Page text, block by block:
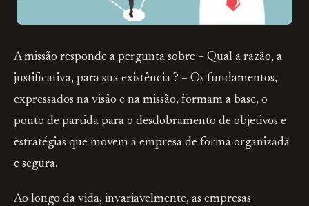
A missão responde a pergunta sobre – Qual a razão, a
justificativa, para sua existência ? – Os fundamentos,
expressados na visão e na missão, formam a base, o
ponto de partida para o desdobramento de objetivos e
estratégias que movem a empresa de forma organizada
e segura.
Ao longo da vida, invariavelmente, as empresas